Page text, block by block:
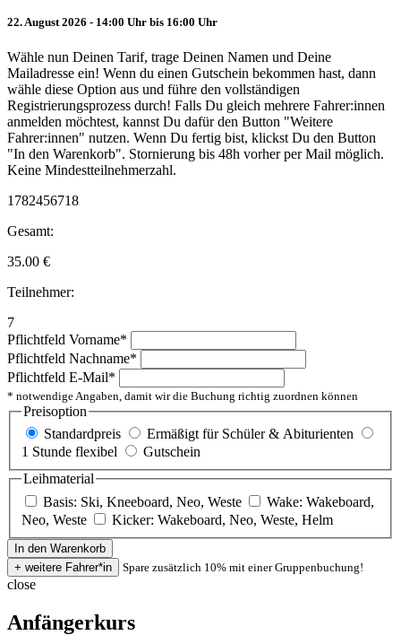
22. August 2026 - 14:00 Uhr bis 16:00 Uhr
Wähle nun Deinen Tarif, trage Deinen Namen und Deine
Mailadresse ein! Wenn du einen Gutschein bekommen hast, dann
wähle diese Option aus und führe den vollständigen
Registrierungsprozess durch! Falls Du gleich mehrere Fahrer:innen
anmelden möchtest, kannst Du dafür den Button "Weitere
Fahrer:innen" nutzen. Wenn Du fertig bist, klickst Du den Button
"In den Warenkorb". Stornierung bis 48h vorher per Mail möglich.
Keine Mindestteilnehmerzahl.
1782456718
Gesamt:
35.00 €
Teilnehmer:
7
Pflichtfeld Vorname*
Pflichtfeld Nachname*
Pflichtfeld E-Mail*
* notwendige Angaben, damit wir die Buchung richtig zuordnen können
Preisoption
Standardpreis
Ermäßigt für Schüler & Abiturienten
1 Stunde flexibel
Gutschein
Leihmaterial
Basis: Ski, Kneeboard, Neo, Weste
Wake: Wakeboard,
Neo, Weste
Kicker: Wakeboard, Neo, Weste, Helm
Spare zusätzlich 10% mit einer Gruppenbuchung!
close
Anfängerkurs